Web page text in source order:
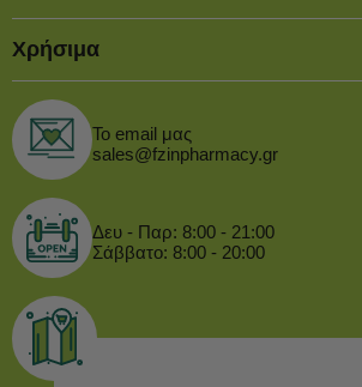
Χρήσιμα
Το email μας
sales@fzinpharmacy.gr
Δευ - Παρ: 8:00 - 21:00
Σάββατο: 8:00 - 20:00